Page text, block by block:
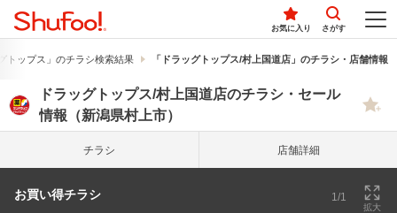
お気に入り さがす
トップス」のチラシ検索結果 「ドラッグトップス/村上国道店」のチラシ・店舗情報
ドラッグトップス/村上国道店のチラシ・セール
情報（新潟県村上市）
チラシ 店舗詳細
お買い得チラシ 1/1
拡大